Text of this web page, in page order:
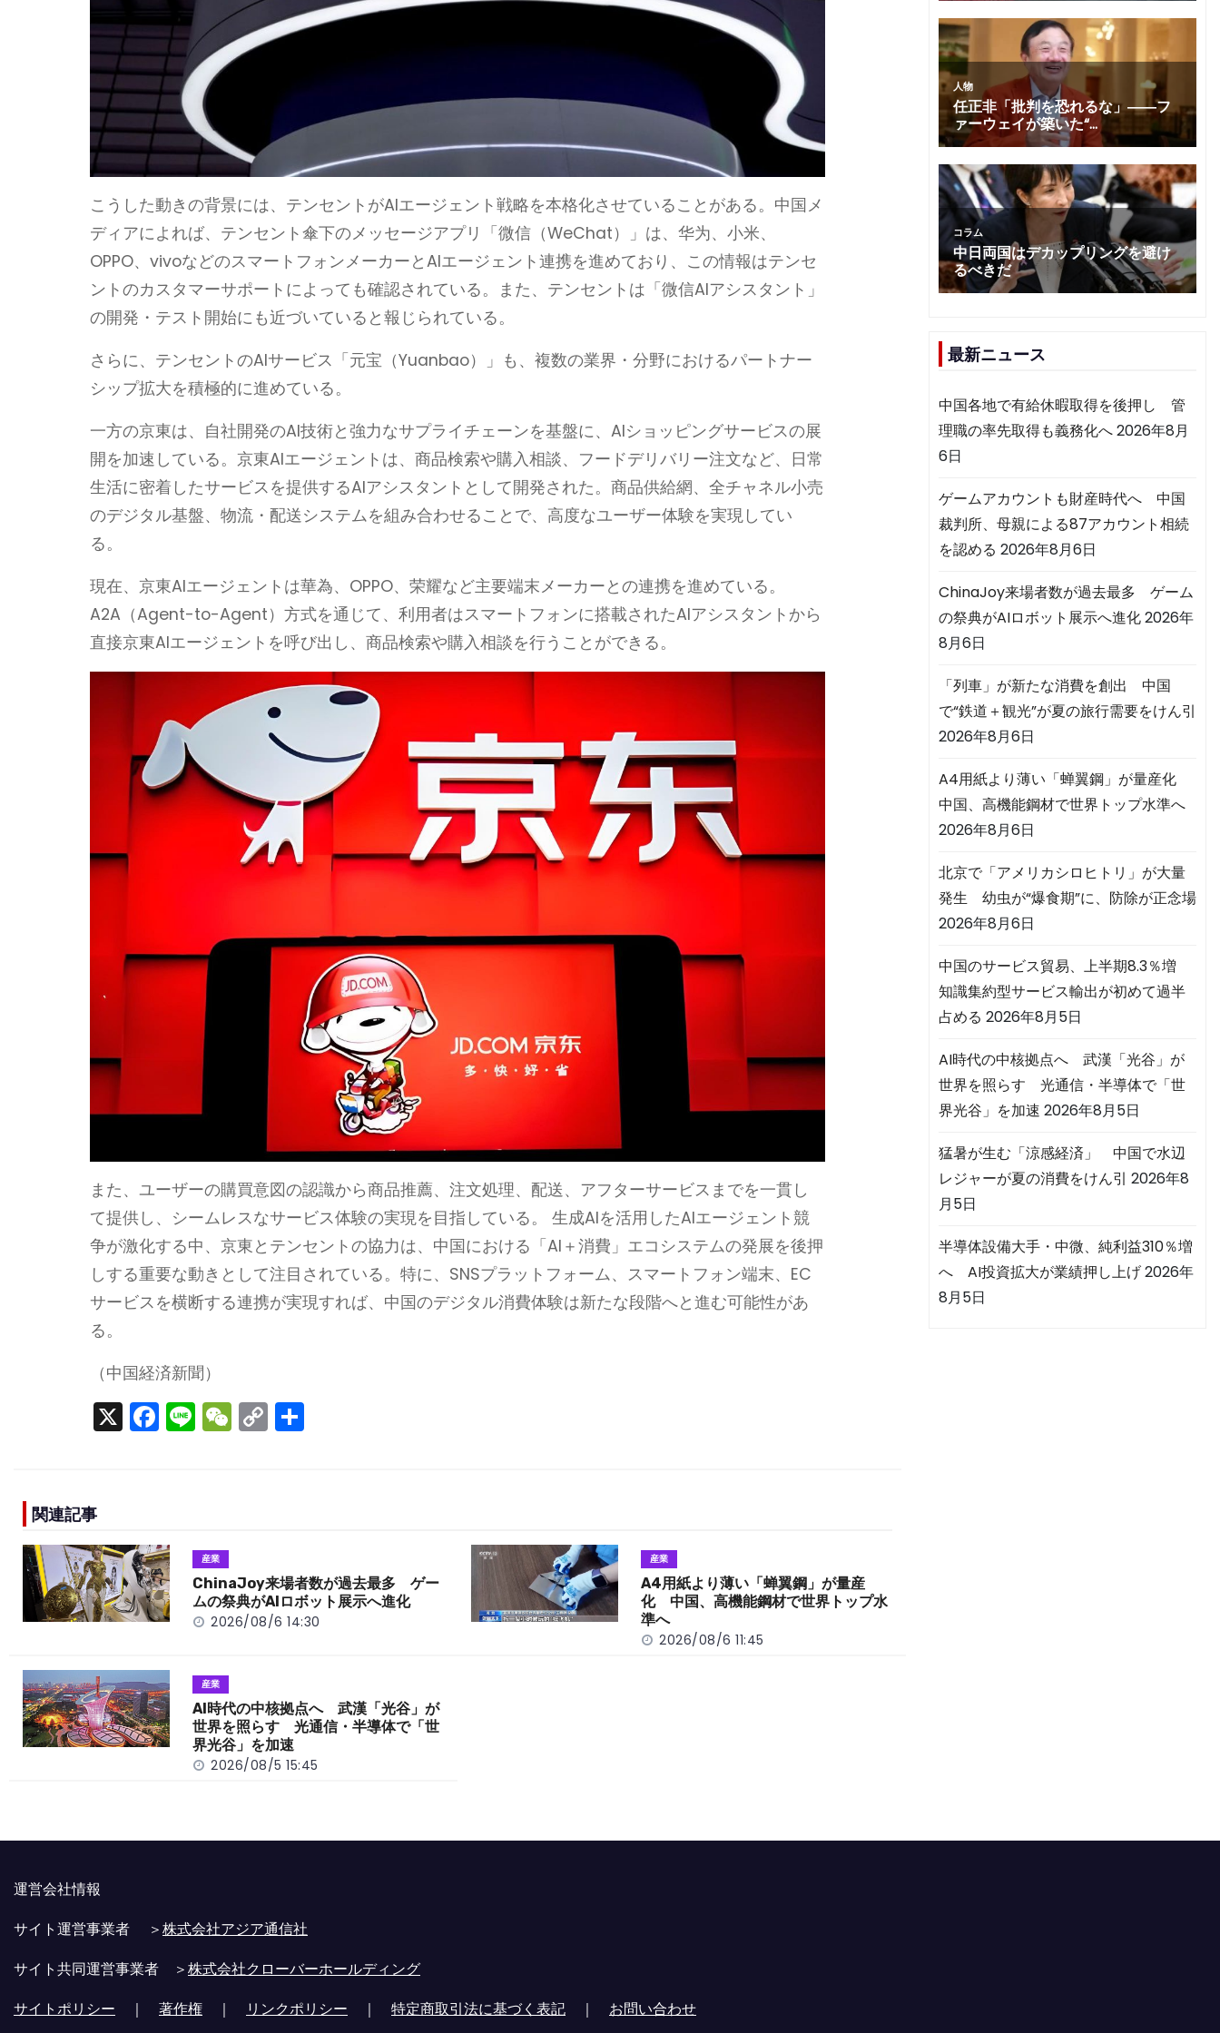
こうした動きの背景には、テンセントがAIエージェント戦略を本格化させていることがある。中国メ
ディアによれば、テンセント傘下のメッセージアプリ「微信（WeChat）」は、华为、小米、
OPPO、vivoなどのスマートフォンメーカーとAIエージェント連携を進めており、この情報はテンセ
ントのカスタマーサポートによっても確認されている。また、テンセントは「微信AIアシスタント」
の開発・テスト開始にも近づいていると報じられている。
さらに、テンセントのAIサービス「元宝（Yuanbao）」も、複数の業界・分野におけるパートナー
シップ拡大を積極的に進めている。
一方の京東は、自社開発のAI技術と強力なサプライチェーンを基盤に、AIショッピングサービスの展
開を加速している。京東AIエージェントは、商品検索や購入相談、フードデリバリー注文など、日常
生活に密着したサービスを提供するAIアシスタントとして開発された。商品供給網、全チャネル小売
のデジタル基盤、物流・配送システムを組み合わせることで、高度なユーザー体験を実現してい
る。
現在、京東AIエージェントは華為、OPPO、荣耀など主要端末メーカーとの連携を進めている。
A2A（Agent-to-Agent）方式を通じて、利用者はスマートフォンに搭載されたAIアシスタントから
直接京東AIエージェントを呼び出し、商品検索や購入相談を行うことができる。
また、ユーザーの購買意図の認識から商品推薦、注文処理、配送、アフターサービスまでを一貫し
て提供し、シームレスなサービス体験の実現を目指している。 生成AIを活用したAIエージェント競
争が激化する中、京東とテンセントの協力は、中国における「AI＋消費」エコシステムの発展を後押
しする重要な動きとして注目されている。特に、SNSプラットフォーム、スマートフォン端末、EC
サービスを横断する連携が実現すれば、中国のデジタル消費体験は新たな段階へと進む可能性があ
る。
（中国経済新聞）
X F
a
o
o
k
Li
n
W
e
C
o
k
関連記事
産業
ChinaJoy来場者数が過去最多 ゲー
ムの祭典がAIロボット展示へ進化
2026/08/6 14:30
産業
A4用紙より薄い「蝉翼鋼」が量産
化 中国、高機能鋼材で世界トップ水
準へ
2026/08/6 11:45
産業
AI時代の中核拠点へ 武漢「光谷」が
世界を照らす 光通信・半導体で「世
界光谷」を加速
2026/08/5 15:45
最新ニュース
中国各地で有給休暇取得を後押し 管
理職の率先取得も義務化へ2026年8月
6日
ゲームアカウントも財産時代へ 中国
裁判所、母親による87アカウント相続
を認める 2026年8月6日
ChinaJoy来場者数が過去最多 ゲーム
の祭典がAIロボット展示へ進化2026年
8月6日
「列車」が新たな消費を創出 中国
で“鉄道＋観光”が夏の旅行需要をけん引
2026年8月6日
A4用紙より薄い「蝉翼鋼」が量産化
中国、高機能鋼材で世界トップ水準へ
2026年8月6日
北京で「アメリカシロヒトリ」が大量
発生 幼虫が“爆食期”に、防除が正念場
2026年8月6日
中国のサービス貿易、上半期8.3％増
知識集約型サービス輸出が初めて過半
占める 2026年8月5日
AI時代の中核拠点へ 武漢「光谷」が
世界を照らす 光通信・半導体で「世
界光谷」を加速 2026年8月5日
猛暑が生む「涼感経済」 中国で水辺
レジャーが夏の消費をけん引 2026年8
月5日
半導体設備大手・中微、純利益310％増
へ AI投資拡大が業績押し上げ2026年
8月5日
運営会社情報
サイト運営事業者 ＞株式会社アジア通信社
サイト共同運営事業者 ＞株式会社クローバーホールディング
サイトポリシー ｜ 著作権 ｜ リンクポリシー ｜ 特定商取引法に基づく表記 ｜ お問い合わせ